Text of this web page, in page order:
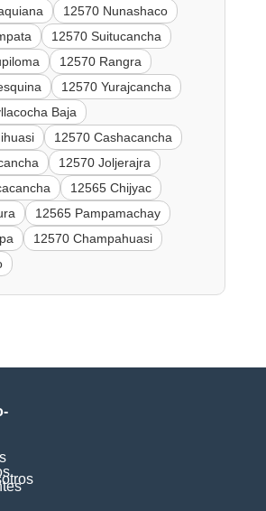
12570 Nunashaco
12570 Suitucancha
12570 Rangra
12570 Yurajcancha
Baja
12570 Cashacancha
12570 Joljerajra
12565 Chijyac
12565 Pampamachay
12570 Champahuasi